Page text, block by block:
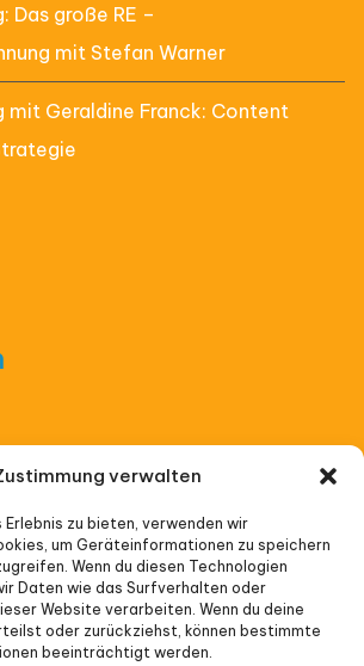
verwalten
zu bieten, verwenden wir
um Geräteinformationen zu speichern
Wenn du diesen Technologien
Daten wie das Surfverhalten oder
Website verarbeiten. Wenn du deine
oder zurückziehst, können bestimmte
beeinträchtigt werden.
Das große RE –
mit Stefan Warner
mit Geraldine Franck: Content